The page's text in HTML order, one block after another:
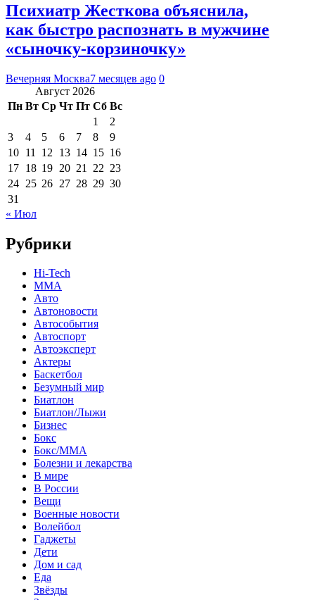
Психиатр Жесткова объяснила,
как быстро распознать в мужчине
«сыночку-корзиночку»
Вечерняя Москва7 месяцев ago 0
Август 2026
Пн Вт Ср Чт Пт Сб Вс
1
2
3
4 5 6 7 8
9
10 11 12 13 14 15 16
17 18 19 20 21 22 23
24 25 26 27 28 29 30
31
« Июл
Рубрики
Hi-Tech
MMA
Авто
Автоновости
Автособытия
Автоспорт
Автоэксперт
Актеры
Баскетбол
Безумный мир
Биатлон
Биатлон/Лыжи
Бизнес
Бокс
Бокс/MMA
Болезни и лекарства
В мире
В России
Вещи
Военные новости
Волейбол
Гаджеты
Дети
Дом и сад
Еда
Звёзды